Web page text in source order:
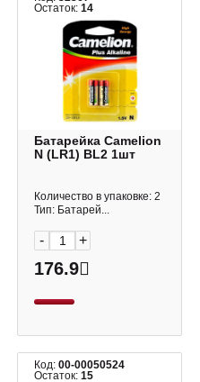
Остаток:14
Батарейка Camelion
N (LR1) BL2 1шт
Количество в упаковке: 2
Тип: Батарей...
- +
176.9
Код:00-00050524
Остаток:15